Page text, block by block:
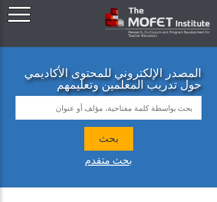
المصدر الإلكتروني للمحتوى الأكاديمي
حول تدريب المعلمين وتعليمهم
بحث
بحث متقدم